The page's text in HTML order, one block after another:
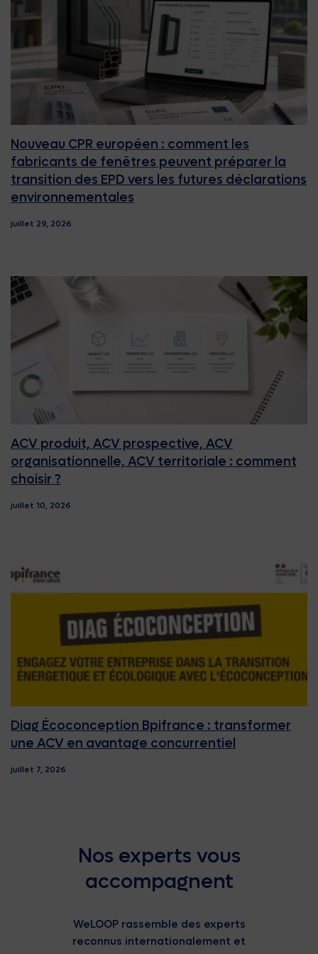
Nouveau CPR européen : comment les
fabricants de fenêtres peuvent préparer la
transition des EPD vers les futures déclarations
environnementales
juillet 29, 2026
ACV produit, ACV prospective, ACV
organisationnelle, ACV territoriale : comment
choisir ?
juillet 10, 2026
Diag Écoconception Bpifrance : transformer
une ACV en avantage concurrentiel
juillet 7, 2026
Nos experts vous
accompagnent
WeLOOP rassemble des experts
reconnus internationalement et